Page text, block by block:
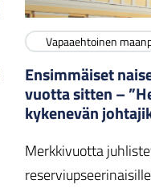
Vapaaehtoinen
Ensimmäiset
vuotta sitten –
kykenevän
Merkkivuotta